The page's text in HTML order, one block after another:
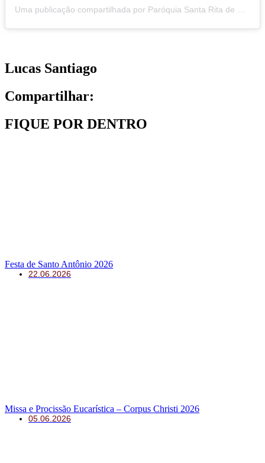
Lucas Santiago
Compartilhar:
FIQUE POR DENTRO
Festa de Santo Antônio 2026
22.06.2026
Missa e Procissão Eucarística – Corpus Christi 2026
05.06.2026